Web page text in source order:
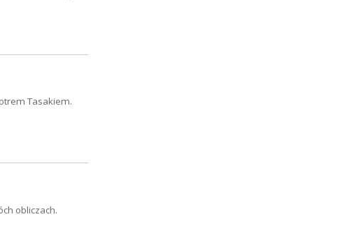
Tasakiem.
obliczach.